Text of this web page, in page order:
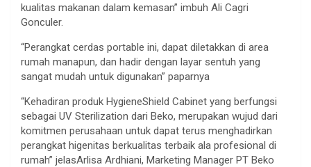
kualitas makanan dalam kemasan” imbuh Ali Cagri
Gonculer.
“Perangkat cerdas portable ini, dapat diletakkan di area
rumah manapun, dan hadir dengan layar sentuh yang
sangat mudah untuk digunakan” paparnya
“Kehadiran produk HygieneShield Cabinet yang berfungsi
sebagai UV Sterilization dari Beko, merupakan wujud dari
komitmen perusahaan untuk dapat terus menghadirkan
perangkat higenitas berkualitas terbaik ala profesional di
rumah” jelasArlisa Ardhiani, Marketing Manager PT Beko